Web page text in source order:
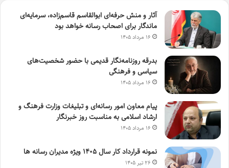
آثار و منش حرفه‌ای ابوالقاسم قاسم‌زاده، سرمایه‌ای
ماندگار برای اصحاب رسانه خواهد بود
۱۶ مرداد ۱۴۰۵
بدرقه روزنامه‌نگار قدیمی با حضور شخصیت‌های
سیاسی و فرهنگی
۱۶ مرداد ۱۴۰۵
پیام معاون امور رسانه‌ای و تبلیغات وزارت فرهنگ و
ارشاد اسلامی به مناسبت روز خبرنگار
۱۶ مرداد ۱۴۰۵
نمونه قرارداد کار سال ۱۴۰۵ ویژه مدیران رسانه ها
۲۶ تیر ۱۴۰۵